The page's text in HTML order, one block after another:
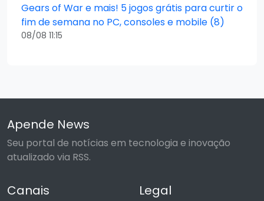
Gears of War e mais! 5 jogos grátis para curtir o
fim de semana no PC, consoles e mobile (8)
08/08 11:15
Apende News
Seu portal de notícias em tecnologia e inovação
atualizado via RSS.
Canais Legal